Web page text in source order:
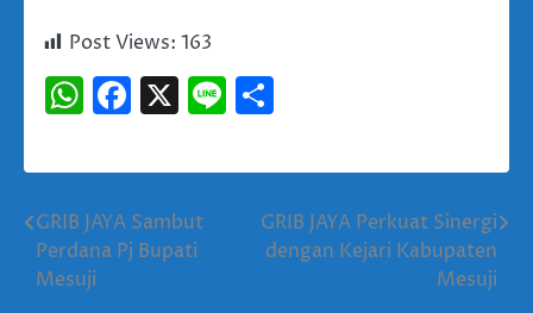
Post Views: 163
WhatsApp
Facebook
X Line
Navigasi
pos
GRIB JAYA Sambut
Perdana Pj Bupati
Mesuji
GRIB JAYA Perkuat Sinergi
dengan Kejari Kabupaten
Mesuji